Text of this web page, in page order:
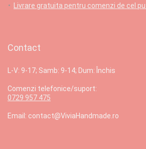
Livrare gratuita pentru comenzi de cel
Contact
L-V: 9-17; Samb: 9-14; Dum: Închis
Comenzi telefonice/suport:
0729 957 475
Email: contact@ViviaHandmade.ro